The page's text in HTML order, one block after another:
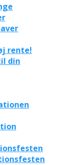
rente!
din